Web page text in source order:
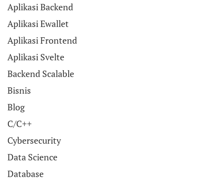
Aplikasi Backend
Aplikasi Ewallet
Aplikasi Frontend
Aplikasi Svelte
Backend Scalable
Bisnis
Blog
C/C++
Cybersecurity
Data Science
Database